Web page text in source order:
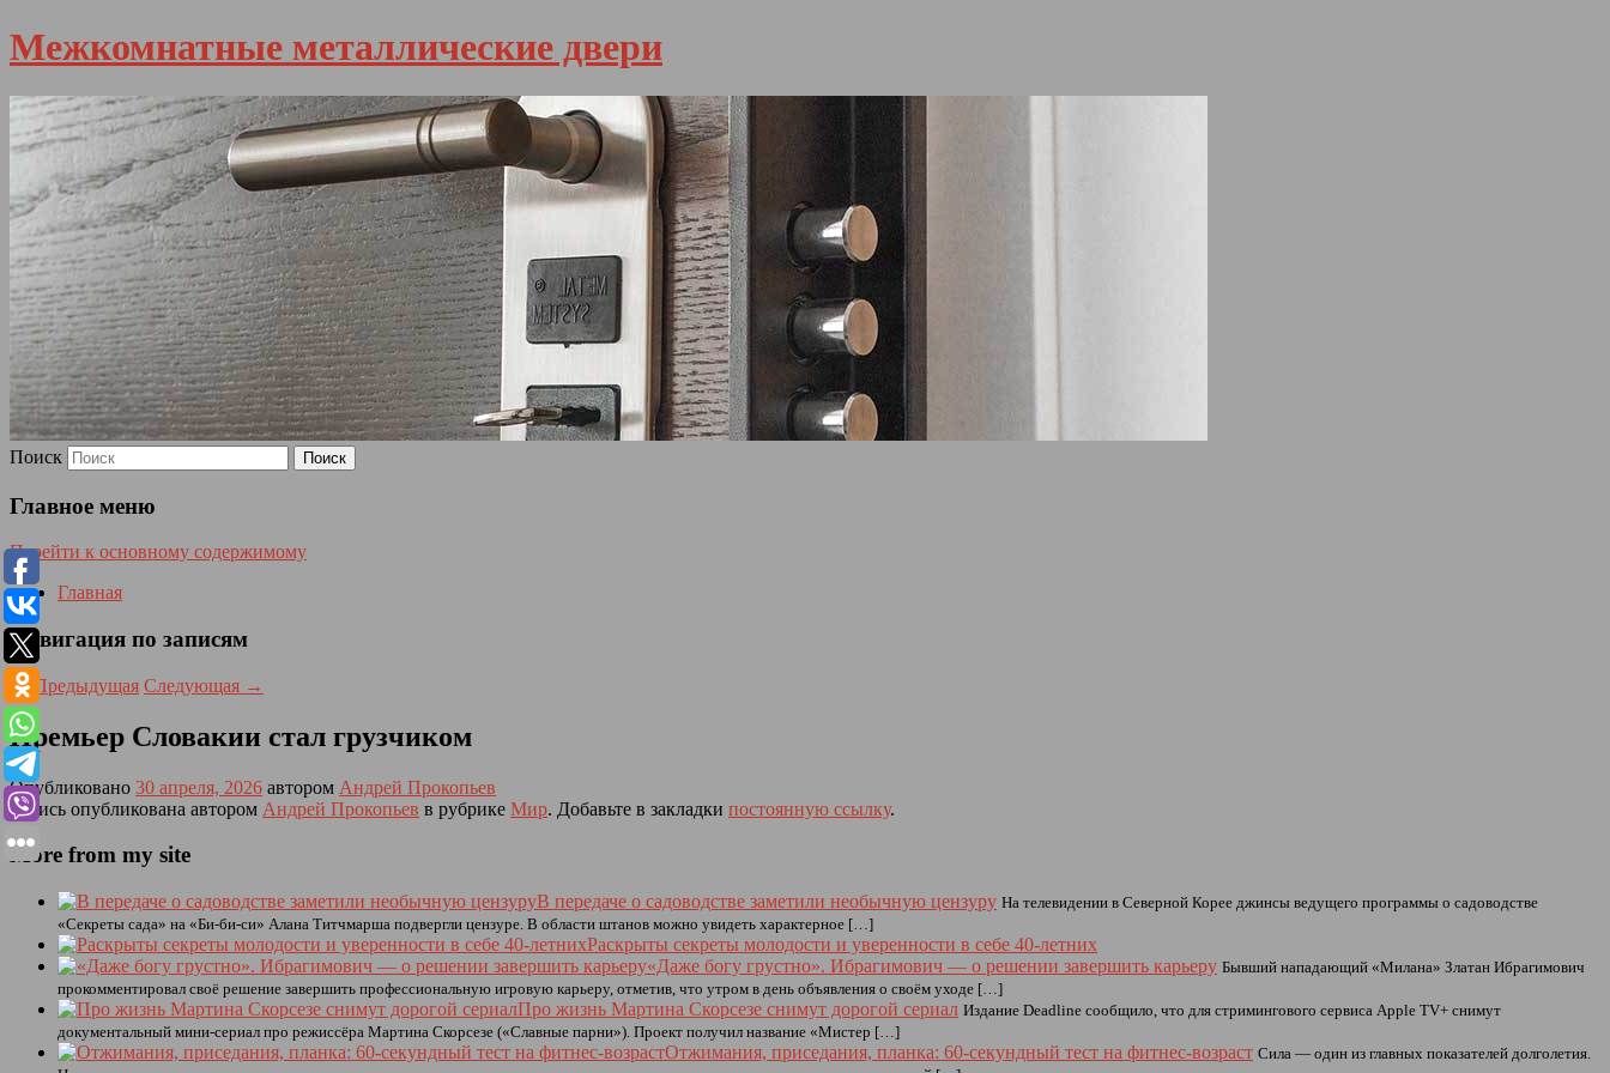
Межкомнатные металлические двери
Поиск
Главное меню
Перейти к основному содержимому
Главная
Навигация по записям
←Предыдущая Следующая →
Премьер Словакии стал грузчиком
Опубликовано 30 апреля, 2026 автором Андрей Прокопьев
Запись опубликована автором Андрей Прокопьев в рубрике Мир. Добавьте в закладки постоянную ссылку.
More from my site
В передаче о садоводстве заметили необычную цензуру На телевидении в Северной Корее джинсы ведущего программы о садоводстве
«Секреты сада» на «Би-би-си» Алана Титчмарша подвергли цензуре. В области штанов можно увидеть характерное […]
Раскрыты секреты молодости и уверенности в себе 40-летних
«Даже богу грустно». Ибрагимович — о решении завершить карьеру Бывший нападающий «Милана» Златан Ибрагимович
прокомментировал своё решение завершить профессиональную игровую карьеру, отметив, что утром в день объявления о своём уходе […]
Про жизнь Мартина Скорсезе снимут дорогой сериал Издание Deadline сообщило, что для стримингового сервиса Apple TV+ снимут
документальный мини-сериал про режиссёра Мартина Скорсезе («Славные парни»). Проект получил название «Мистер […]
Отжимания, приседания, планка: 60-секундный тест на фитнес-возраст Сила — один из главных показателей долголетия.